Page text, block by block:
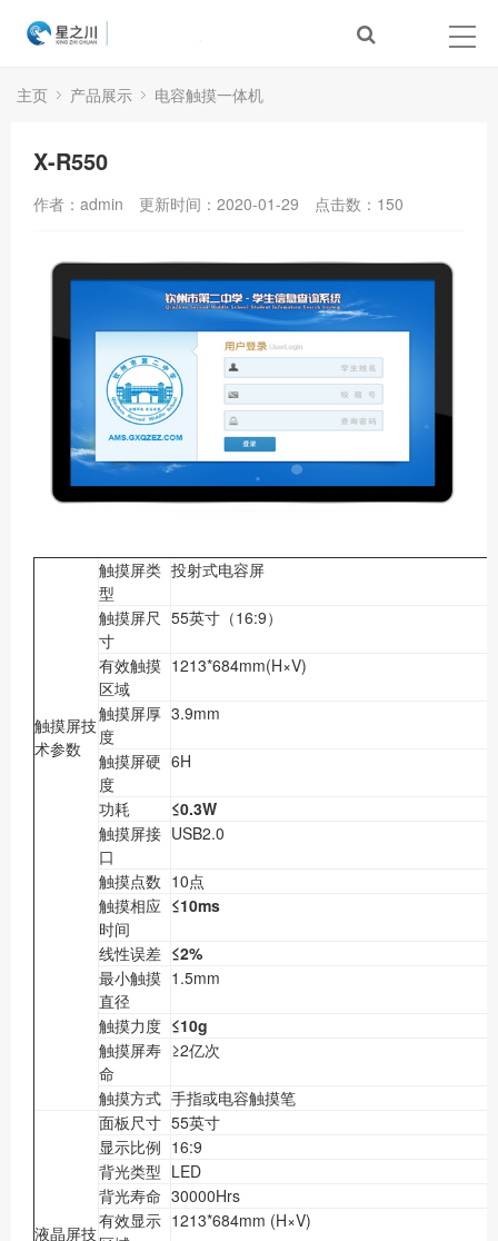
主页 产品展示 电容触摸一体机
X-R550
作者：admin 更新时间：2020-01-29 点击数： 150
触摸屏技
术参数
触摸屏类
型
投射式电容屏
触摸屏尺
寸
55英寸（16:9）
有效触摸
区域
1213*684mm(H×V)
触摸屏厚
度
3.9mm
触摸屏硬
度
6H
功耗
≤0.3W
触摸屏接
口
USB2.0
触摸点数 10点
触摸相应
时间
≤10ms
线性误差 ≤2%
最小触摸
直径
1.5mm
触摸力度 ≤10g
触摸屏寿
命
≥2亿次
触摸方式 手指或电容触摸笔
液晶屏技
面板尺寸 55英寸
显示比例 16:9
背光类型 LED
背光寿命 30000Hrs
有效显示 1213*684mm (H×V)